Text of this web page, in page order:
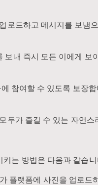
로드하고 메시지를 보냄
내 즉시 모든 이에게 보
참여할 수 있도록 보장합
두가 즐길 수 있는 자연
는 방법은 다음과 같습니
플랫폼에 사진을 업로드